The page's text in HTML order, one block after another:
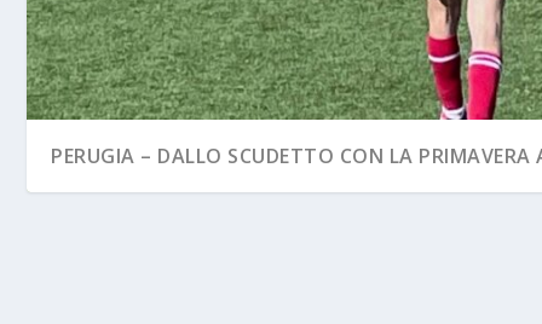
PERUGIA – DALLO SCUDETTO CON LA PRIMAVERA